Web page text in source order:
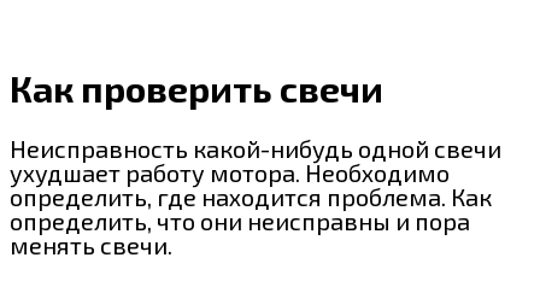
Как проверить свечи
Неисправность какой-нибудь одной свечи
ухудшает работу мотора. Необходимо
определить, где находится проблема. Как
определить, что они неисправны и пора
менять свечи.